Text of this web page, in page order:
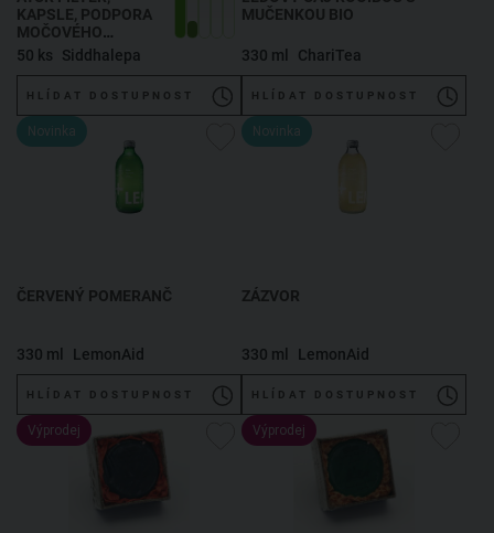
KAPSLE, PODPORA
MOČOVÉHO
MĚCHÝŘE
50 ks Siddhalepa
HLÍDAT DOSTUPNOST
MUČENKOU BIO
330 ml ChariTea
HLÍDAT DOSTUPNOST
Novinka
ČERVENÝ POMERANČ
330 ml LemonAid
HLÍDAT DOSTUPNOST
Novinka
ZÁZVOR
330 ml LemonAid
HLÍDAT DOSTUPNOST
Výprodej Výprodej